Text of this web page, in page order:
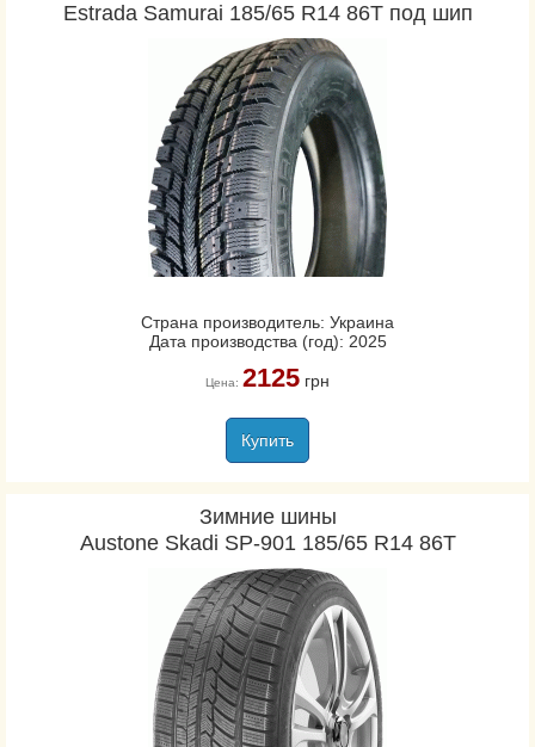
Estrada Samurai 185/65 R14 86T под шип
Страна производитель: Украина
Дата производства (год): 2025
Цена: 2125грн
Купить
Зимние шины
Austone Skadi SP-901 185/65 R14 86T